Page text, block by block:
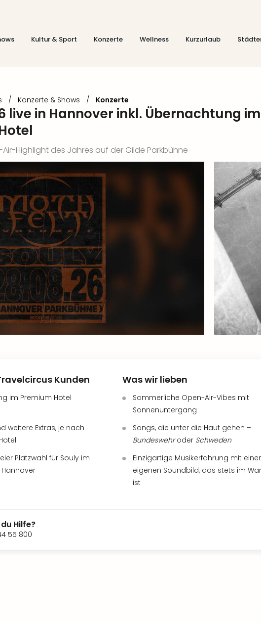
Kultur & Sport Konzerte Wellness Kurzurlaub
/ Konzerte & Shows / Konzerte
live in Hannover inkl. Übernachtung im
Highlight des Jahres auf der Gilde Parkbühne
Kunden
im Premium Hotel
weitere Extras, je nach
Platzwahl für Souly im
Hannover
Was wir lieben
Sommerliche Open-Air-Vibes mit
Sonnenuntergang
Songs, die unter die Haut gehen –
Bundeswehroder Schweden
Einzigartige Musikerfahrung mit
eigenen Soundbild, das stets im
ist
Hilfe?
55 800